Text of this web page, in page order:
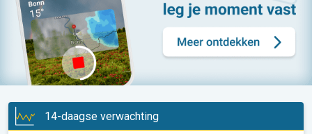
14-daagse verwachting